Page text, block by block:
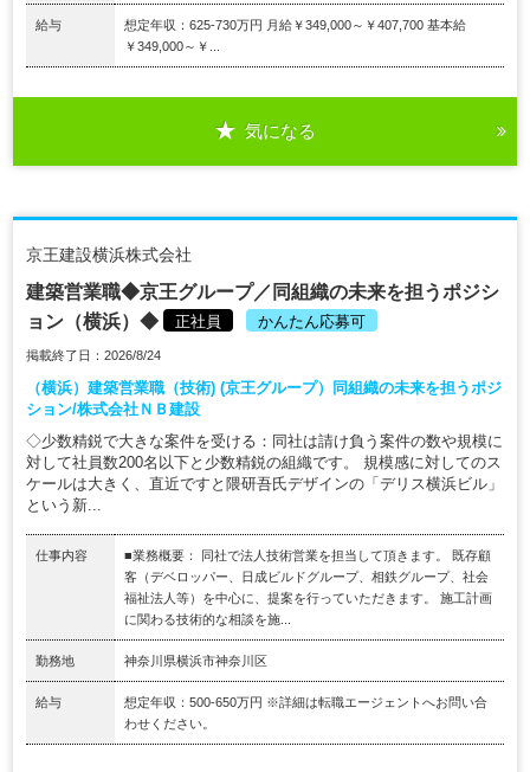
給与
想定年収：625-730万円 月給￥349,000～￥407,700 基本給
￥349,000～￥...
気になる
京王建設横浜株式会社
建築営業職◆京王グループ／同組織の未来を担うポジシ
ョン（横浜）◆
正社員 かんたん応募可
掲載終了日：2026/8/24
（横浜）建築営業職（技術) (京王グループ）同組織の未来を担うポジ
ション/株式会社ＮＢ建設
◇少数精鋭で大きな案件を受ける：同社は請け負う案件の数や規模に
対して社員数200名以下と少数精鋭の組織です。 規模感に対してのス
ケールは大きく、直近ですと隈研吾氏デザインの「デリス横浜ビル」
という新...
仕事内容
■業務概要： 同社で法人技術営業を担当して頂きます。 既存顧
客（デベロッパー、日成ビルドグループ、相鉄グループ、社会
福祉法人等）を中心に、提案を行っていただきます。 施工計画
に関わる技術的な相談を施...
勤務地 神奈川県横浜市神奈川区
給与
想定年収：500-650万円 ※詳細は転職エージェントへお問い合
わせください。